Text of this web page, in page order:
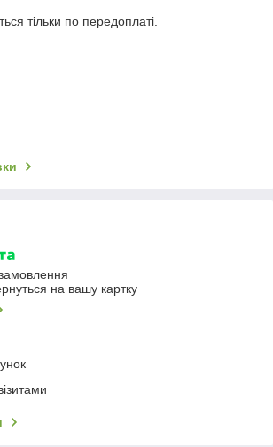
тільки по передоплаті.
на вашу картку